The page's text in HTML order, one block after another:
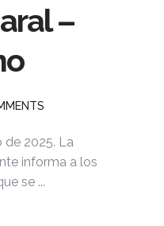
–
de 2025. La
informa a los
se ...